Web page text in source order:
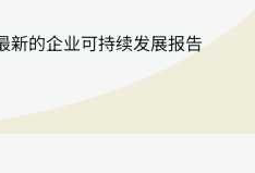
新的企业可持续发展报告